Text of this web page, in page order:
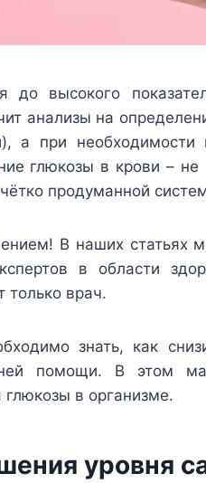
до высокого
анализы на
а при
глюкозы в крови – не
продуманной
В наших статьях
в области
только врач.
знать, как
помощи. В этом
глюкозы в организме.
уровня